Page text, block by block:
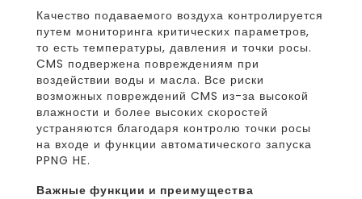
Качество подаваемого воздуха контролируется
путем мониторинга критических параметров,
то есть температуры, давления и точки росы.
CMS подвержена повреждениям при
воздействии воды и масла. Все риски
возможных повреждений CMS из-за высокой
влажности и более высоких скоростей
устраняются благодаря контролю точки росы
на входе и функции автоматического запуска
PPNG HE.
важные функции и преимущества